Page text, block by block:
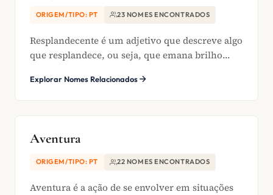
ORIGEM/TIPO: PT 23 NOMES ENCONTRADOS
Resplandecente é um adjetivo que descreve algo
que resplandece, ou seja, que emana brilho...
Explorar Nomes Relacionados
Aventura
ORIGEM/TIPO: PT 22 NOMES ENCONTRADOS
Aventura é a ação de se envolver em situações